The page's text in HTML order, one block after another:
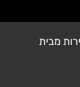
מבית